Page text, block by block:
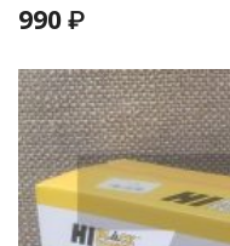
990 ₽